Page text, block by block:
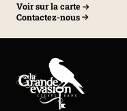
Voir sur la carte
Contactez-nous